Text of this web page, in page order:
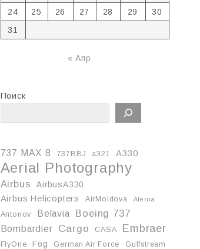
24
25 26 27 28 29
30
31
« Апр
Поиск
737 MAX 8 737BBJ a321 A330
Aerial Photography
Airbus
AirbusA330
Airbus Helicopters
AirMoldova Alenia
Antonov Belavia Boeing 737
Bombardier Cargo CASA Embraer
FlyOne Fog German Air Force
Gulfstream